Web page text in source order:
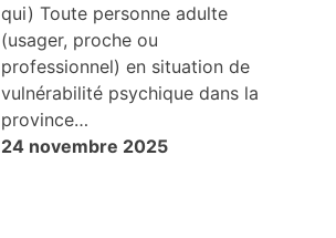
qui) Toute personne adulte
(usager, proche ou
professionnel) en situation de
vulnérabilité psychique dans la
province…
24 novembre 2025